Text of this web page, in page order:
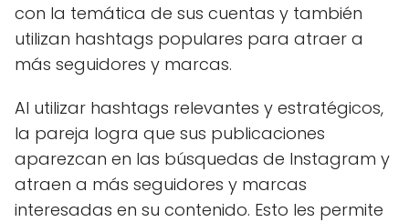
con la temática de sus cuentas y también
utilizan hashtags populares para atraer a
más seguidores y marcas.
Al utilizar hashtags relevantes y estratégicos,
la pareja logra que sus publicaciones
aparezcan en las búsquedas de Instagram y
atraen a más seguidores y marcas
interesadas en su contenido. Esto les permite